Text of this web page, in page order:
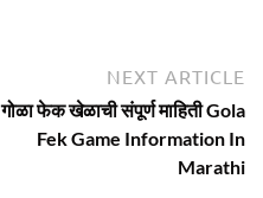
NEXT ARTICLE
गोळा फेक खेळाची संपूर्ण माहिती Gola
Fek Game Information In
Marathi